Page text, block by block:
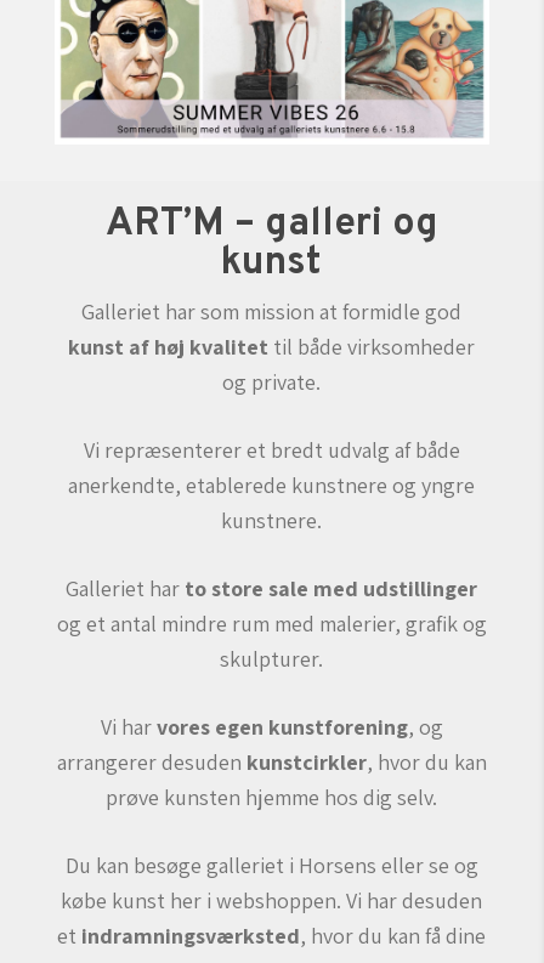
ART’M – galleri og
kunst
Galleriet har som mission at formidle god
kunst af høj kvalitet til både virksomheder
og private.
Vi repræsenterer et bredt udvalg af både
anerkendte, etablerede kunstnere og yngre
kunstnere.
Galleriet har to store sale med udstillinger
og et antal mindre rum med malerier, grafik og
skulpturer.
Vi harvores egen kunstforening, og
arrangerer desuden kunstcirkler, hvor du kan
prøve kunsten hjemme hos dig selv.
Du kan besøge galleriet i Horsens eller se og
købe kunst her i webshoppen. Vi har desuden
et indramningsværksted, hvor du kan få dine